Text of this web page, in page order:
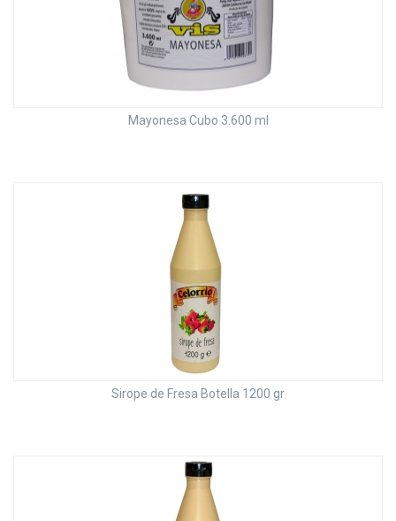
Mayonesa Cubo 3.600 ml
Sirope de Fresa Botella 1200 gr